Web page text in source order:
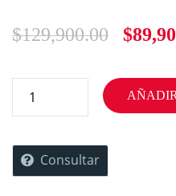
$129,900.00 $
Consultar